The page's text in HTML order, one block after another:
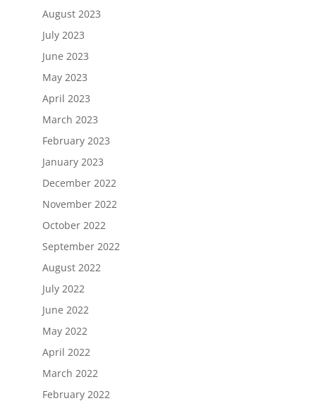
August 2023
July 2023
June 2023
May 2023
April 2023
March 2023
February 2023
January 2023
December 2022
November 2022
October 2022
September 2022
August 2022
July 2022
June 2022
May 2022
April 2022
March 2022
February 2022